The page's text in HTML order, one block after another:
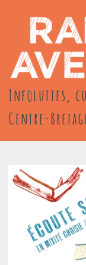
contenu
Infoluttes,
Centre-